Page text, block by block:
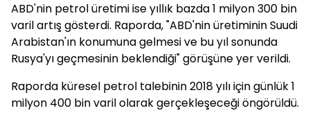
ABD'nin petrol üretimi ise yıllık bazda 1 milyon 300 bin
varil artış gösterdi. Raporda, "ABD'nin üretiminin Suudi
Arabistan'ın konumuna gelmesi ve bu yıl sonunda
Rusya'yı geçmesinin beklendiği" görüşüne yer verildi.
Raporda küresel petrol talebinin 2018 yılı için günlük 1
milyon 400 bin varil olarak gerçekleşeceği öngörüldü.